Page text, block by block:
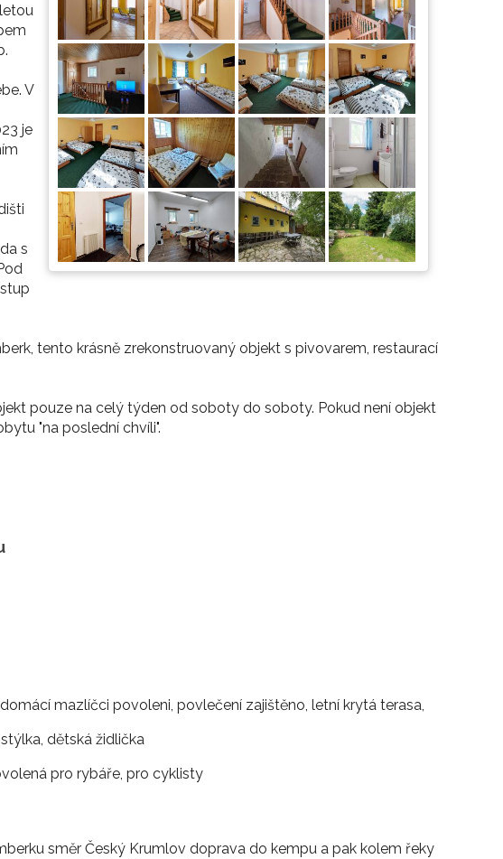
V
je
s
tento krásně zrekonstruovaný objekt s pivovarem, restaurací
pouze na celý týden od soboty do soboty. Pokud není objekt
"na poslední chvíli".
mazlíčci povoleni, povlečení zajištěno, letní krytá terasa,
dětská židlička
pro rybáře, pro cyklisty
směr Český Krumlov doprava do kempu a pak kolem řeky